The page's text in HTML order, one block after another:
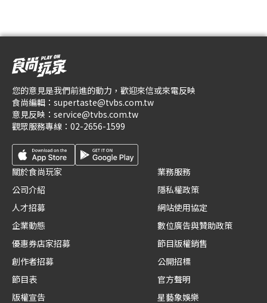
您的意見是我們前進的動力，歡迎來信或來電反映
食尚編輯： supertaste@tvbs.com.tw
意見反映： service@tvbs.com.tw
觀眾服務專線： 02-2656-1599
關於食尚玩家
公司介紹
人才招募
企業動態
優惠券店家招募
創作者招募
節目表
版權宣告
業務服務
隱私權政策
網站使用協定
數位廣告與贊助政策
節目版權銷售
公開招標
官方聲明
星藝象娛樂